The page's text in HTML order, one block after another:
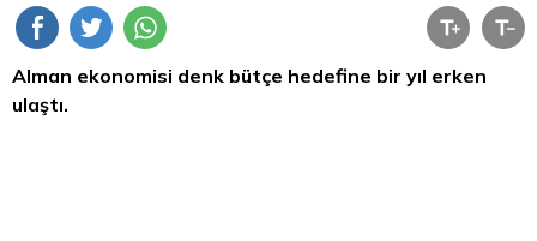
Alman ekonomisi denk bütçe hedefine bir yıl erken
ulaştı.